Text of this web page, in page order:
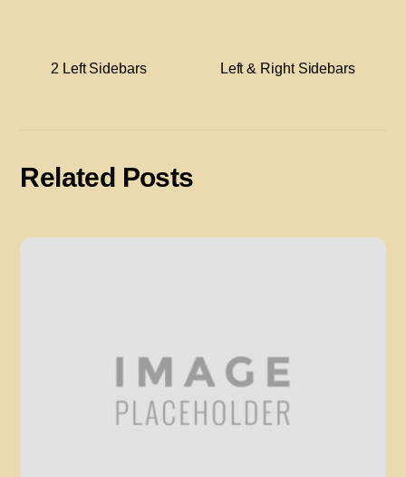
2 Left Sidebars Left & Right Sidebars
Related Posts